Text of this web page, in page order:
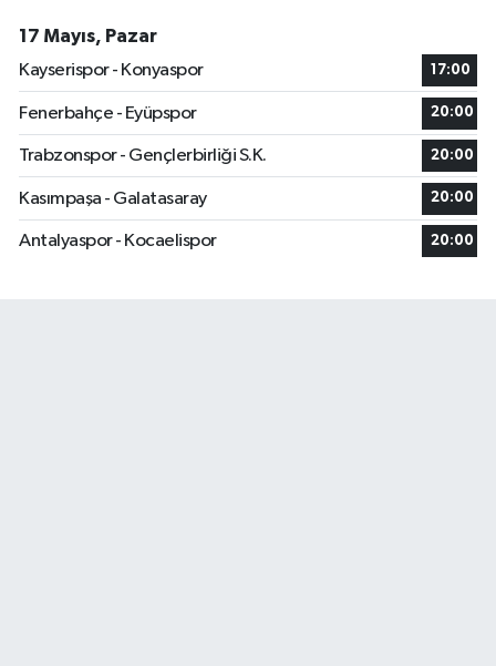
17 Mayıs, Pazar
Kayserispor - Konyaspor
17:00
Fenerbahçe - Eyüpspor 20:00
Trabzonspor - Gençlerbirliği S.K. 20:00
Kasımpaşa - Galatasaray 20:00
Antalyaspor - Kocaelispor 20:00